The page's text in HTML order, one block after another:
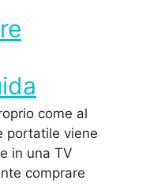
come al
portatile viene
in una TV
comprare